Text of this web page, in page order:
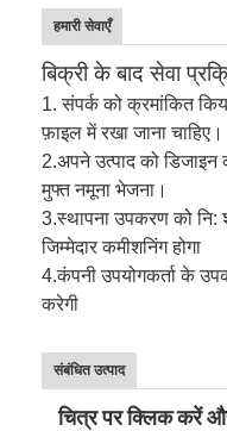
हमारी सेवाएँ
बिक्री के बाद सेवा
1. संपर्क को क्रमांकित
फ़ाइल में रखा जाना चाहिए।
2.अपने उत्पाद को
मुफ्त नमूना भेजना।
3.स्थापना उपकरण को
जिम्मेदार कमीशनिंग होगा
4.कंपनी उपयोगकर्ता के
करेगी
संबंधित उत्पाद
चित्र पर क्लिक करें